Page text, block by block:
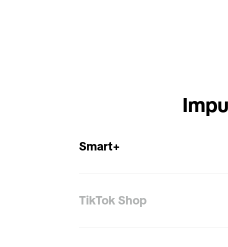
Smart+
TikTok Shop